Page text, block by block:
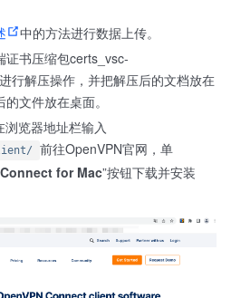
中的方法进行数据上传。
证书压缩包certs_vsc-
行解压操作，并把解压后的文档放在
文件放在桌面。
览器地址栏输入
前往OpenVPN官网，单
for Mac”按钮下载并安装